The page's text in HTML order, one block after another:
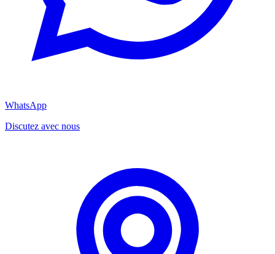
WhatsApp
Discutez avec nous